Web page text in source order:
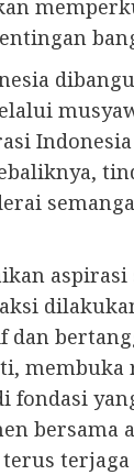
aspirasi
dan
membuka
fondasi
bersama